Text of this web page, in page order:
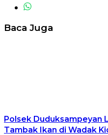
Baca Juga
Polsek Duduksampeyan
Tambak Ikan di Wadak